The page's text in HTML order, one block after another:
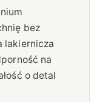
bez
lakiernicza
na
o detal